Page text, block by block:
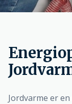
Jordvarme er